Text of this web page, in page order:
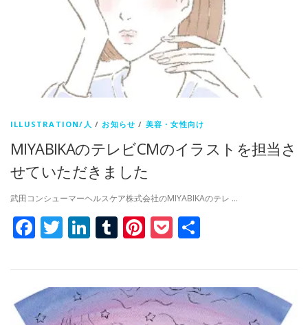
ILLUSTRATION/人 /お知らせ / 美容・女性向け
MIYABIKAのテレビCMのイラストを担当さ
せていただきました
武田コンシューマーヘルスケア株式会社のMIYABIKAのテレ …
Facebook
Twitter
LinkedIn
Tumblr
Pinterest
Pocket